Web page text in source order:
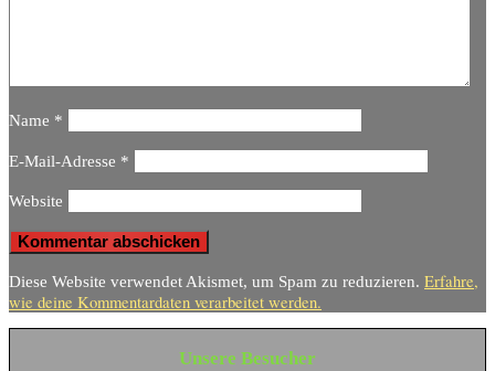
Name *
E-Mail-Adresse *
Website
Diese Website verwendet Akismet, um Spam zu reduzieren. Erfahre,
wie deine Kommentardaten verarbeitet werden.
Unsere Besucher